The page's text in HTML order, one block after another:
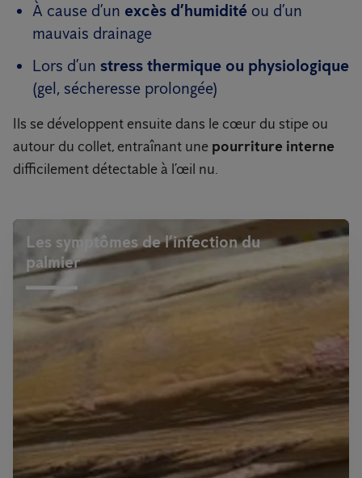
À cause d’un excès d’humidité ou d’un
mauvais drainage
Lors d’un stress thermique ou physiologique
(gel, sécheresse prolongée)
Ils se développent ensuite dans le cœur du stipe ou
autour du collet, entraînant une pourriture interne
difficilement détectable à l’œil nu.
Les symptômes de l’infection du
palmier